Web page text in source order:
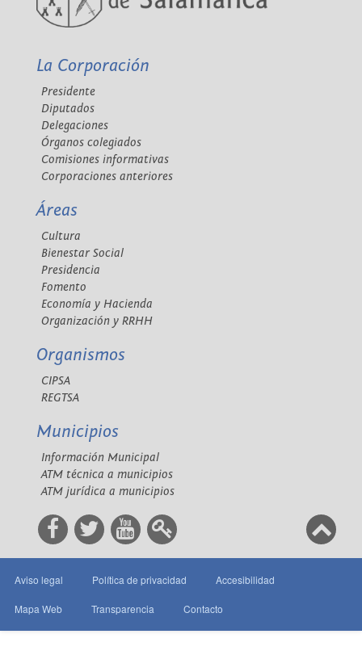
La Corporación
Presidente
Diputados
Delegaciones
Órganos colegiados
Comisiones informativas
Corporaciones anteriores
Áreas
Cultura
Bienestar Social
Presidencia
Fomento
Economía y Hacienda
Organización y RRHH
Organismos
CIPSA
REGTSA
Municipios
Información Municipal
ATM técnica a municipios
ATM jurídica a municipios
Aviso legal Política de privacidad Accesibilidad
Mapa Web Transparencia Contacto